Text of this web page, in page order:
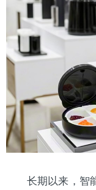
长期以来，智能